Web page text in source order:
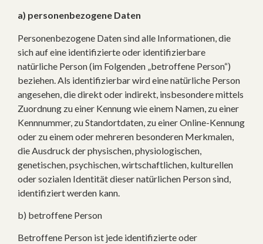
a) personenbezogene Daten
Personenbezogene Daten sind alle Informationen, die
sich auf eine identifizierte oder identifizierbare
natürliche Person (im Folgenden „betroffene Person“)
beziehen. Als identifizierbar wird eine natürliche Person
angesehen, die direkt oder indirekt, insbesondere mittels
Zuordnung zu einer Kennung wie einem Namen, zu einer
Kennnummer, zu Standortdaten, zu einer Online-Kennung
oder zu einem oder mehreren besonderen Merkmalen,
die Ausdruck der physischen, physiologischen,
genetischen, psychischen, wirtschaftlichen, kulturellen
oder sozialen Identität dieser natürlichen Person sind,
identifiziert werden kann.
b) betroffene Person
Betroffene Person ist jede identifizierte oder